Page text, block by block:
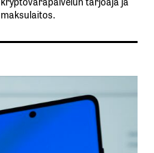
maksulaitos.